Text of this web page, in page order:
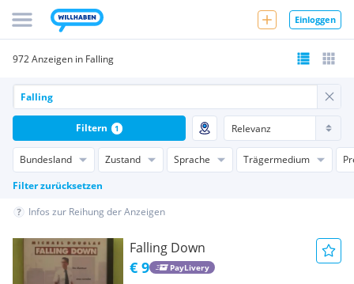
Einloggen
972 Anzeigen in Falling
Bundesland Zustand Sprache Trägermedium
Filter zurücksetzen
Filtern 1
Infos zur Reihung der Anzeigen
Falling Down
€ 9 PayLivery